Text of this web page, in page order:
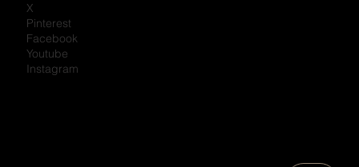
X
Pinterest
Facebook
Youtube
Instagram